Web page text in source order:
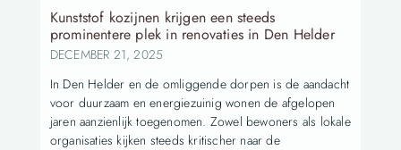
Kunststof kozijnen krijgen een steeds
prominentere plek in renovaties in Den Helder
DECEMBER 21, 2025
In Den Helder en de omliggende dorpen is de aandacht
voor duurzaam en energiezuinig wonen de afgelopen
jaren aanzienlijk toegenomen. Zowel bewoners als lokale
organisaties kijken steeds kritischer naar de